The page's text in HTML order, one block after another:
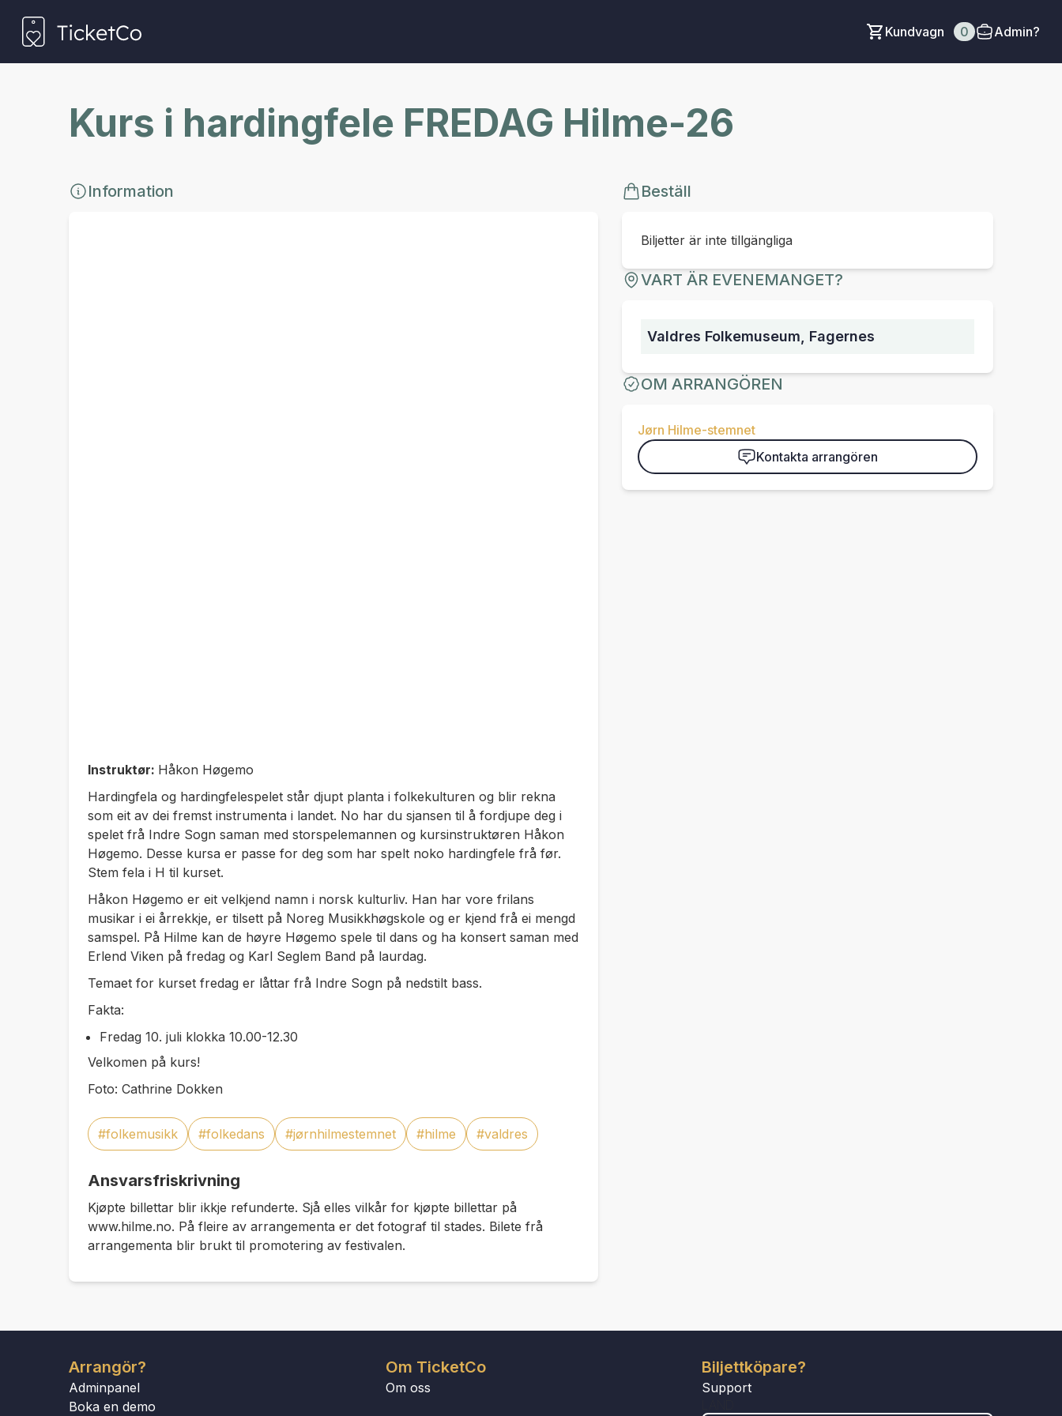
Kundvagn 0 Admin?
Kurs i hardingfele FREDAG Hilme-26
Information
Instruktør: Håkon Høgemo
Hardingfela og hardingfelespelet står djupt planta i folkekulturen og blir rekna
som eit av dei fremst instrumenta i landet. No har du sjansen til å fordjupe deg i
spelet frå Indre Sogn saman med storspelemannen og kursinstruktøren Håkon
Høgemo. Desse kursa er passe for deg som har spelt noko hardingfele frå før.
Stem fela i H til kurset.
Håkon Høgemo er eit velkjend namn i norsk kulturliv. Han har vore frilans
musikar i ei årrekkje, er tilsett på Noreg Musikkhøgskole og er kjend frå ei mengd
samspel. På Hilme kan de høyre Høgemo spele til dans og ha konsert saman med
Erlend Viken på fredag og Karl Seglem Band på laurdag.
Temaet for kurset fredag er låttar frå Indre Sogn på nedstilt bass.
Fakta:
Fredag 10. juli klokka 10.00-12.30
Velkomen på kurs!
Foto: Cathrine Dokken
#folkemusikk #folkedans #jørnhilmestemnet #hilme #valdres
Ansvarsfriskrivning
Kjøpte billettar blir ikkje refunderte. Sjå elles vilkår for kjøpte billettar på
www.hilme.no. På fleire av arrangementa er det fotograf til stades. Bilete frå
arrangementa blir brukt til promotering av festivalen.
Beställ
Biljetter är inte tillgängliga
VART ÄR EVENEMANGET?
Valdres Folkemuseum, Fagernes
OM ARRANGÖREN
Jørn Hilme-stemnet
Kontakta arrangören
Arrangör?
Adminpanel
Boka en demo
Om TicketCo
Om oss
Biljettköpare?
Support